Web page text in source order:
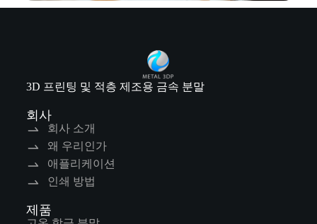
3D 프린팅 및 적층 제조용 금속 분말
회사
회사 소개
왜 우리인가
애플리케이션
인쇄 방법
제품